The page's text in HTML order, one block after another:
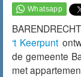
‘t Keerpunt
de gemeente
met